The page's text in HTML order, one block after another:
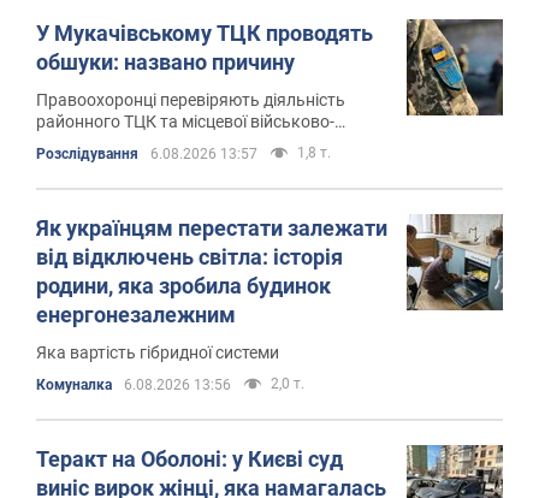
У Мукачівському ТЦК проводять
обшуки: названо причину
Правоохоронці перевіряють діяльність
районного ТЦК та місцевої військово-
лікарської комісії у межах кримінального
провадження
Розслідування 6.08.2026 13:57 1,8 т.
Як українцям перестати залежати
від відключень світла: історія
родини, яка зробила будинок
енергонезалежним
Яка вартість гібридної системи
Комуналка 6.08.2026 13:56 2,0 т.
Теракт на Оболоні: у Києві суд
виніс вирок жінці, яка намагалась